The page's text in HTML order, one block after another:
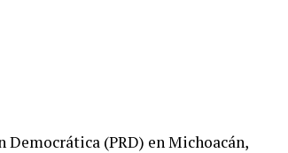
(PRD) en Michoacán,